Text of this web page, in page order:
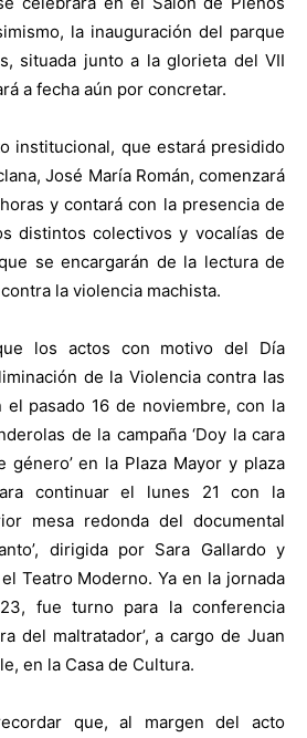
la inauguración del parque
situada junto a la glorieta del VII
a fecha aún por concretar.
institucional, que estará presidido
José María Román, comenzará
y contará con la presencia de
distintos colectivos y vocalías de
se encargarán de la lectura de
la violencia machista.
los actos con motivo del Día
de la Violencia contra las
el pasado 16 de noviembre, con la
de la campaña ‘Doy la cara
género’ en la Plaza Mayor y plaza
continuar el lunes 21 con la
mesa redonda del documental
dirigida por Sara Gallardo y
Teatro Moderno. Ya en la jornada
fue turno para la conferencia
del maltratador’, a cargo de Juan
en la Casa de Cultura.
que, al margen del acto